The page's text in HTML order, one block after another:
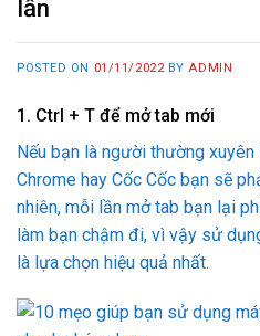
lần
POSTED ON 01/11/2022 BY ADMIN
1. Ctrl + T để mở tab mới
Nếu bạn là người thường
Chrome hay Cốc Cốc bạn sẽ
nhiên, mỗi lần mở tab bạn lại
làm bạn chậm đi, vì vậy sử
là lựa chọn hiệu quả nhất.